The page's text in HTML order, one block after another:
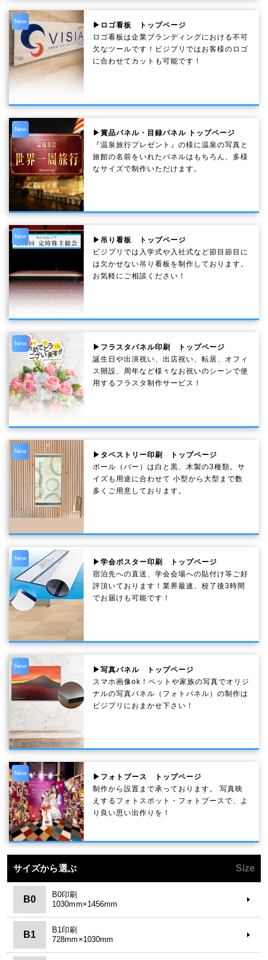
New
▶ロゴ看板 トップページ
ロゴ看板は企業ブランディングにおける不可
欠なツールです！ビジプリではお客様のロゴ
に合わせてカットも可能です！
New
▶賞品パネル・目録パネル トップページ
『温泉旅行プレゼント』の様に温泉の写真と
旅館の名前をいれたパネルはもちろん、多様
なサイズで制作いただけます。
New
▶吊り看板 トップページ
ビジプリでは入学式や入社式など節目節目に
は欠かせない吊り看板を制作しております。
お気軽にご相談ください！
New
▶フラスタパネル印刷 トップページ
誕生日や出演祝い、出店祝い、転居、オフィ
ス開設、周年など様々なお祝いのシーンで使
用するフラスタ制作サービス！
New
▶タペストリー印刷 トップページ
ポール（バー）は白と黒、木製の3種類。サ
イズも用途に合わせて 小型から大型まで数
多くご用意しております。
New
▶学会ポスター印刷 トップページ
宿泊先への直送、学会会場への貼付け等ご好
評頂いております！業界最速、校了後3時間
でお届けも可能です！
New
▶写真パネル トップページ
スマホ画像ok！ペットや家族の写真でオリジ
ナルの写真パネル（フォトパネル）の制作は
ビジプリにおまかせ下さい！
New
▶フォトブース トップページ
制作から設置まで承っております。 写真映
えするフォトスポット・フォトブースで、よ
り良い思い出作りを！
サイズから選ぶ Size
B0
B0印刷
1030mm×1456mm
B1
B1印刷
728mm×1030mm